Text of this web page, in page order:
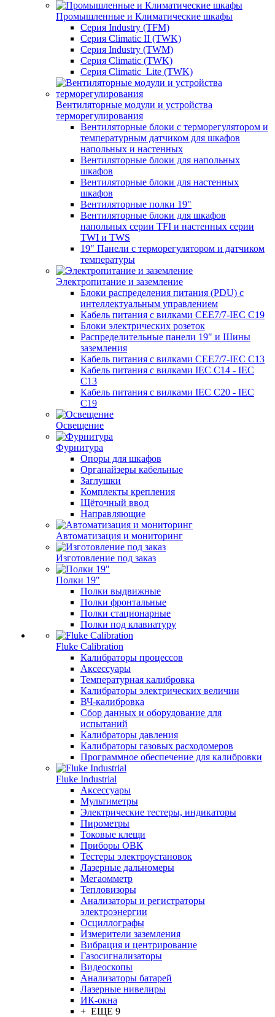
Промышленные и Климатические шкафы
Серия Industry (TFM)
Серия Climatic II (TWK)
Серия Industry (TWM)
Серия Climatic (TWK)
Серия Climatic_Lite (TWK)
Вентиляторные модули и устройства
терморегулирования
Вентиляторные блоки с терморегулятором и
температурным датчиком для шкафов
напольных и настенных
Вентиляторные блоки для напольных
шкафов
Вентиляторные блоки для настенных
шкафов
Вентиляторные полки 19"
Вентиляторные блоки для шкафов
напольных серии TFI и настенных серии
TWI и TWS
19" Панели с терморегулятором и датчиком
температуры
Электропитание и заземление
Блоки распределения питания (PDU) с
интеллектуальным управлением
Кабель питания с вилками CEE7/7-IEC C19
Блоки электрических розеток
Распределительные панели 19" и Шины
заземления
Кабель питания с вилками CEE7/7-IEC C13
Кабель питания с вилками IEC C14 - IEC
C13
Кабель питания с вилками IEC C20 - IEC
C19
Освещение
Фурнитура
Опоры для шкафов
Органайзеры кабельные
Заглушки
Комплекты крепления
Щёточный ввод
Направляющие
Автоматизация и мониторинг
Изготовление под заказ
Полки 19"
Полки выдвижные
Полки фронтальные
Полки стационарные
Полки под клавиатуру
Fluke Calibration
Калибраторы процессов
Аксессуары
Температурная калибровка
Калибраторы электрических величин
ВЧ-калибровка
Сбор данных и оборудование для
испытаний
Калибраторы давления
Калибраторы газовых расходомеров
Программное обеспечение для калибровки
Fluke Industrial
Аксессуары
Мультиметры
Электрические тестеры, индикаторы
Пирометры
Токовые клещи
Приборы ОВК
Тестеры электроустановок
Лазерные дальномеры
Мегаомметр
Тепловизоры
Анализаторы и регистраторы
электроэнергии
Осциллографы
Измерители заземления
Вибрация и центрирование
Газосигнализаторы
Видеоскопы
Анализаторы батарей
Лазерные нивелиры
ИК-окна
+ ЕЩЕ 9